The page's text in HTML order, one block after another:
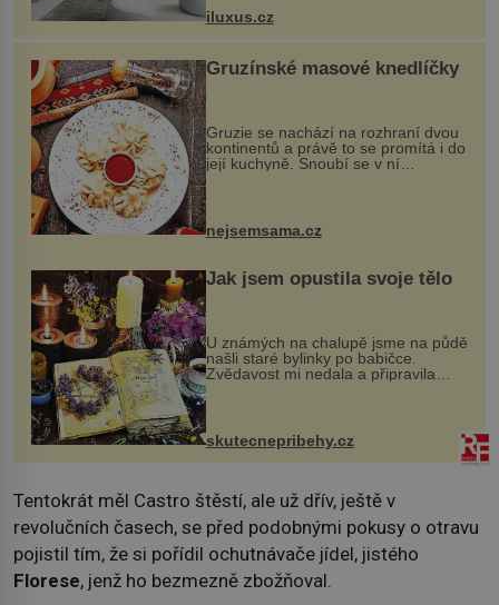
dnes umož...
iluxus.cz
Gruzínské masové knedlíčky
Gruzie se nachází na rozhraní dvou
kontinentů a právě to se promítá i do
její kuchyně. Snoubí se v ní
evropské a asijské chutě a díky tomu
pokrmy, které rozhodně st...
nejsemsama.cz
Jak jsem opustila svoje tělo
U známých na chalupě jsme na půdě
našli staré bylinky po babičce.
Zvědavost mi nedala a připravila
jsem si z nich lektvar… Zimní pobyt
na chalupě se pro mě vlastní vinou
změnil v děsivý zážitek, na kt...
skutecnepribehy.cz
Tentokrát měl Castro štěstí, ale už dřív, ještě v
revolučních časech, se před podobnými pokusy o otravu
pojistil tím, že si pořídil ochutnávače jídel, jistého
Florese, jenž ho bezmezně zbožňoval.